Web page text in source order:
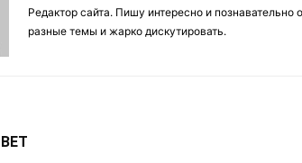
Редактор сайта. Пишу интересно и
разные темы и жарко дискутировать.